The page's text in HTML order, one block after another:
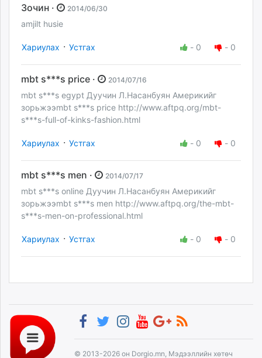
Зочин · 2014/06/30
amjilt husie
Хариулах · Устгах - 0 - 0
mbt s***s price · 2014/07/16
mbt s***s egypt Дуучин Л.Насанбуян Америкийг
зорьжээmbt s***s price http://www.aftpq.org/mbt-
s***s-full-of-kinks-fashion.html
Хариулах · Устгах - 0 - 0
mbt s***s men · 2014/07/17
mbt s***s online Дуучин Л.Насанбуян Америкийг
зорьжээmbt s***s men http://www.aftpq.org/the-mbt-
s***s-men-on-professional.html
Хариулах · Устгах - 0 - 0
© 2013-2026 он Dorgio.mn, Мэдээллийн хөтөч